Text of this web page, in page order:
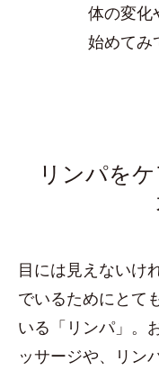
体の変化
始めてみ
リンパを
目には見えないけ
でいるためにとて
いる「リンパ」。
ッサージや、リン